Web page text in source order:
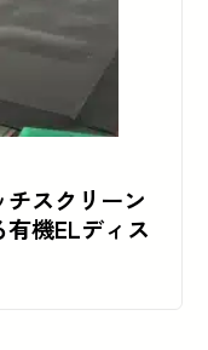
スクリーン
機ELディス